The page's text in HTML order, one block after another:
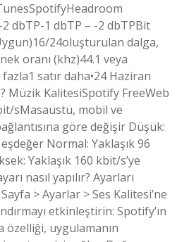
dbTP-1 dbTP – -2 dbTPBit
24oluşturulan dalga,
oranı (khz)44.1 veya
satır daha•24 Haziran
Müzik KalitesiSpotify FreeWeb
sMasaüstü, mobil ve
göre değişir Düşük:
Normal: Yaklaşık 96
Yaklaşık 160 kbit/s’ye
nasıl yapılır? Ayarları
> Ayarlar > Ses Kalitesi’ne
etkinleştirin: Spotify’ın
özelliği, uygulamanın